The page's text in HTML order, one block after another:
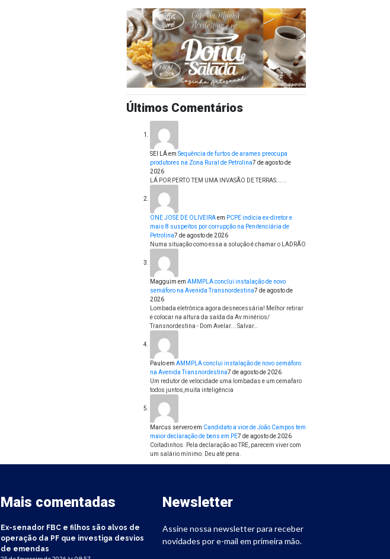
Últimos Comentários
SEI LÁem Sequência de furtos de arames preocupa
produtores na Zona Rural de Petrolina7 de agosto de
2026
LÁ POR PERTO TEM UMA INVASÃO DE TERRAS......
ONE JOSE DE OLIVEIRAem PCPE indicia ex-diretor e
mais 8 suspeitos por corrupção na Penitenciária de
Petrolina7 de agosto de 2026
Numa situação como essa a solução é chamar o LADRÃO
Magguim em AMMPLA conclui instalação de novo
semáforo na Avenida Transnordestina7 de agosto de
2026
Lombada eletrônica agora desnecessária! Melhor retirar
e colocar na altura da saída da Av minérios/
Transnordestina - Dom Avelar... Salvar…
Pauloem AMMPLA conclui instalação de novo semáforo
na Avenida Transnordestina7 de agosto de 2026
Um redutor de velocidade uma lombadas e um cemafaro
todos juntos,muita inteligência
Marcus serveroem Candidato a vice de João Campos tem
maior declaração de bens em PE7 de agosto de 2026
Coitadinhos. Pela declaração ao TRE, parecem viver com
um salário mínimo. Deu até pena.
Mais comentadas
Ex-senador FBC e filhos são alvos de
operação da PF que investiga desvios
de emendas
Newsletter
Assine nossa newsletter para receber
novidades por e-mail em primeira mão.